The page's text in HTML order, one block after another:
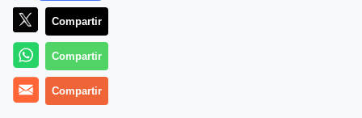
Más información
Compartir
Compartir
Compartir